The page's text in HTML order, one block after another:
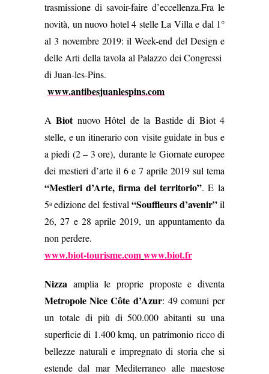
trasmissione di savoir-faire d’eccellenza.Fra le
novità, un nuovo hotel 4 stelle La Villa e dal 1°
al 3 novembre 2019: il Week-end del Design e
delle Arti della tavola al Palazzo dei Congressi
di Juan-les-Pins.
www.antibesjuanlespins.com
ABiotnuovo Hôtel de la Bastide di Biot 4
stelle, e un itinerario con visite guidate in bus e
a piedi (2 – 3 ore), durante le Giornate europee
dei mestieri d’arte il 6 e 7 aprile 2019 sul tema
“Mestieri d’Arte, firma del territorio”. E la
5aedizione del festival “Souffleurs d’avenir”il
26, 27 e 28 aprile 2019, un appuntamento da
non perdere.
www.biot-tourisme.comwww.biot.fr
Nizza amplia le proprie proposte e diventa
Metropole Nice Côte d’Azur: 49 comuni per
un totale di più di 500.000 abitanti su una
superficie di 1.400 kmq, un patrimonio ricco di
bellezze naturali e impregnato di storia che si
estende dal mar Mediterraneo alle maestose